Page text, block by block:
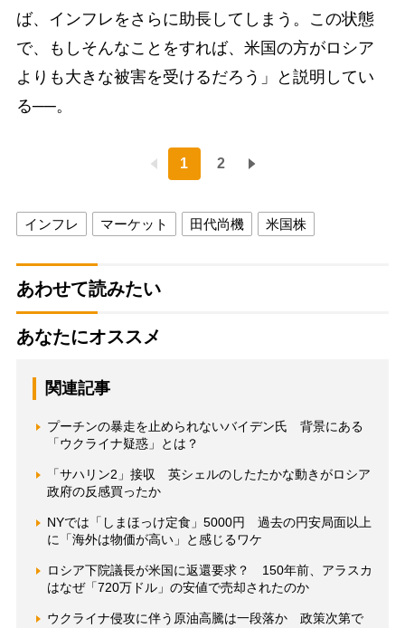
ば、インフレをさらに助長してしまう。この状態
で、もしそんなことをすれば、米国の方がロシア
よりも大きな被害を受けるだろう」と説明してい
る──。
1 2
インフレ マーケット 田代尚機 米国株
あわせて読みたい
あなたにオススメ
関連記事
プーチンの暴走を止められないバイデン氏 背景にある
「ウクライナ疑惑」とは？
「サハリン2」接収 英シェルのしたたかな動きがロシア
政府の反感買ったか
NYでは「しまほっけ定食」5000円 過去の円安局面以上
に「海外は物価が高い」と感じるワケ
ロシア下院議長が米国に返還要求？ 150年前、アラスカ
はなぜ「720万ドル」の安値で売却されたのか
ウクライナ侵攻に伴う原油高騰は一段落か 政策次第で